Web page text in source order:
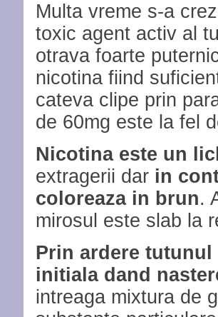
Multa vreme s-a
toxic agent activ al
otrava foarte
nicotina fiind
cateva clipe prin
de 60mg este la fel
Nicotina este un
extragerii dar in
coloreaza in brun.
mirosul este slab la
Prin ardere
initiala dand
intreaga mixtura de